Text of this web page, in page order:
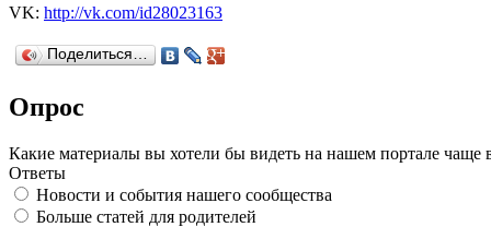
VK: http://vk.com/id28023163
Поделиться…
Опрос
Какие материалы вы хотели бы видеть на нашем портале чаще
Ответы
Новости и события нашего сообщества
Больше статей для родителей